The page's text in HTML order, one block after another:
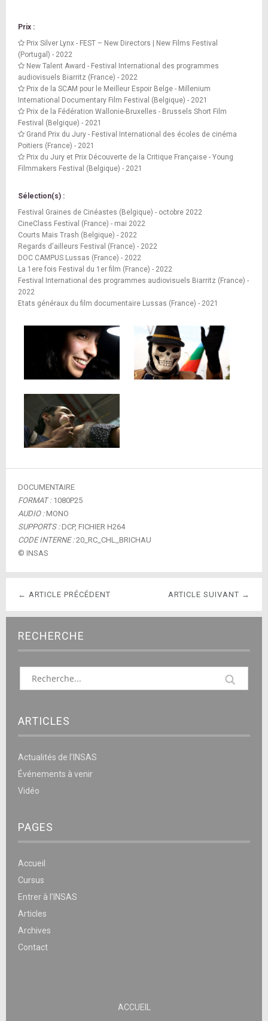
Prix :
Prix Silver Lynx - FEST – New Directors | New Films Festival
(Portugal) - 2022
New Talent Award - Festival International des programmes
audiovisuels Biarritz (France) - 2022
Prix de la SCAM pour le Meilleur Espoir Belge - Millenium
International Documentary Film Festival (Belgique) - 2021
Prix de la Fédération Wallonie-Bruxelles - Brussels Short Film
Festival (Belgique) - 2021
Grand Prix du Jury - Festival International des écoles de cinéma
Poitiers (France) - 2021
Prix du Jury et Prix Découverte de la Critique Française - Young
Filmmakers Festival (Belgique) - 2021
Sélection(s) :
Festival Graines de Cinéastes (Belgique) - octobre 2022
CineClass Festival (France) - mai 2022
Courts Mais Trash (Belgique) - 2022
Regards d'ailleurs Festival (France) - 2022
DOC CAMPUS Lussas (France) - 2022
La 1ere fois Festival du 1er film (France) - 2022
Festival International des programmes audiovisuels Biarritz (France) -
2022
Etats généraux du film documentaire Lussas (France) - 2021
DOCUMENTAIRE
FORMAT :1080P25
AUDIO :MONO
SUPPORTS :DCP, FICHIER H264
CODE INTERNE :20_RC_CHL_BRICHAU
© INSAS
ARTICLE SUIVANT →
← ARTICLE PRÉCÉDENT
RECHERCHE
ARTICLES
Actualités de l’INSAS
Événements à venir
Vidéo
PAGES
Accueil
Cursus
Entrer à l’INSAS
Articles
Archives
Contact
ACCUEIL